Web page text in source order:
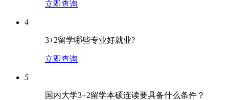
立即查询
4
3+2留学哪些专业好就业?
立即查询
5
国内大学3+2留学本硕连读要具备什么条件？